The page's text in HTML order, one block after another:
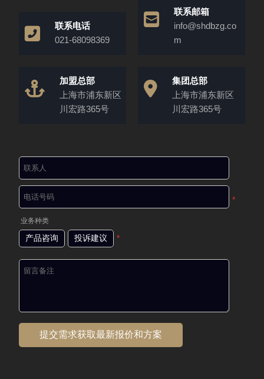
联系电话
021-68098369
联系邮箱
info@shdbzg.co
m
加盟总部
上海市浦东新区
川宏路365号
集团总部
上海市浦东新区
川宏路365号
*
业务种类
产品咨询 投诉建议 *